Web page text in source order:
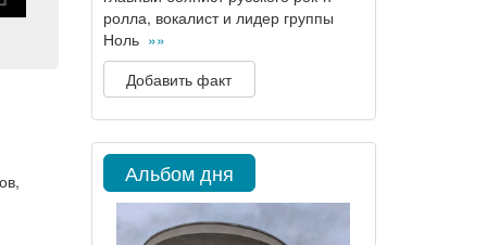
ролла, вокалист и лидер группы
Ноль »»
Добавить факт
Альбом дня